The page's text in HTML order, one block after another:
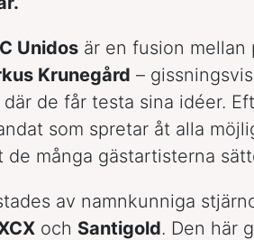
Unidos är en fusion mellan
Krunegård –
de får testa sina idéer.
som spretar åt alla
de många gästartisterna
av namnkunniga
och Santigold. Den här